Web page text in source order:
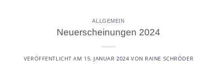
ALLGEMEIN
Neuerscheinungen 2024
VERÖFFENTLICHT AM 15. JANUAR 2024 VON RAINE SCHRÖDER